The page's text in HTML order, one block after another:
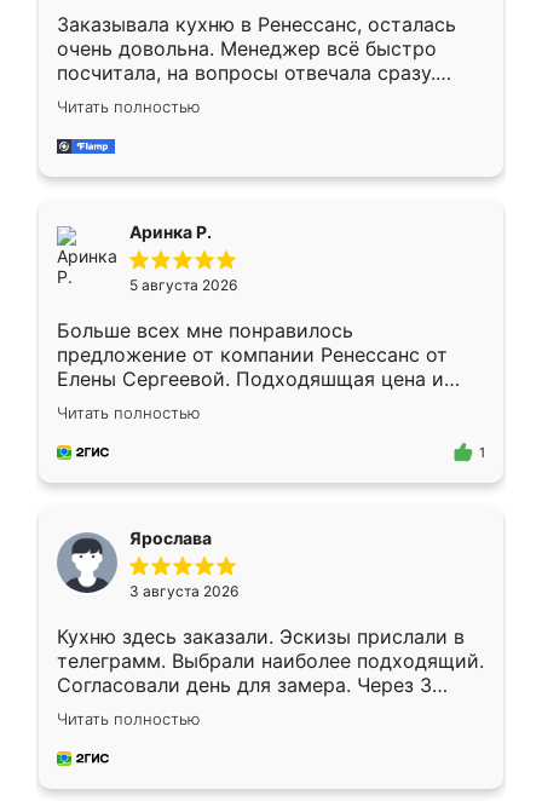
Заказывала кухню в Ренессанс, осталась
очень довольна. Менеджер всё быстро
посчитала, на вопросы отвечала сразу.
Замерщик приехал в субботу, подошёл к
делу со всей ответственностью. Собрали
за день, ребята работали аккуратно, даже
Читать полностью
Аринка Р.
5 августа 2026
Больше всех мне понравилось
предложение от компании Ренессанс от
Елены Сергеевой. Подходяшщая цена и
короткие сроки изготовления. Приехавший
для замера сотрудник Владислав
предложил по моему эскизу самый
Читать полностью
1
Ярослава
3 августа 2026
Кухню здесь заказали. Эскизы прислали в
телеграмм. Выбрали наиболее подходящий.
Согласовали день для замера. Через 3
недели кухня была уже готова. Остались
довольны работой. Спасибо Ренессанс
мебель за качественную работу!
Читать полностью